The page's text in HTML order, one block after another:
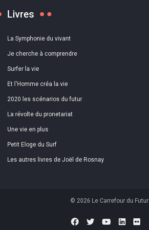
Livres
La Symphonie du vivant
Je cherche à comprendre
Surfer la vie
Et l'Homme créa la vie
2020 les scénarios du futur
La révolte du pronetariat
Une vie en plus
Petit Eloge du Surf
Les autres livres de Joël de Rosnay
© 2026 Le Carrefour du Futur